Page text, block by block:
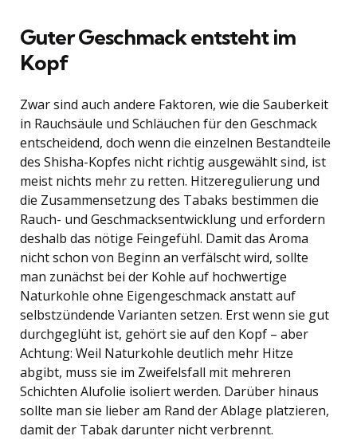
Guter Geschmack entsteht im
Kopf
Zwar sind auch andere Faktoren, wie die Sauberkeit
in Rauchsäule und Schläuchen für den Geschmack
entscheidend, doch wenn die einzelnen Bestandteile
des Shisha-Kopfes nicht richtig ausgewählt sind, ist
meist nichts mehr zu retten. Hitzeregulierung und
die Zusammensetzung des Tabaks bestimmen die
Rauch- und Geschmacksentwicklung und erfordern
deshalb das nötige Feingefühl. Damit das Aroma
nicht schon von Beginn an verfälscht wird, sollte
man zunächst bei der Kohle auf hochwertige
Naturkohle ohne Eigengeschmack anstatt auf
selbstzündende Varianten setzen. Erst wenn sie gut
durchgeglüht ist, gehört sie auf den Kopf – aber
Achtung: Weil Naturkohle deutlich mehr Hitze
abgibt, muss sie im Zweifelsfall mit mehreren
Schichten Alufolie isoliert werden. Darüber hinaus
sollte man sie lieber am Rand der Ablage platzieren,
damit der Tabak darunter nicht verbrennt.